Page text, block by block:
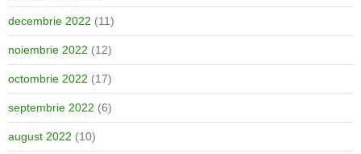
decembrie 2022 (11)
noiembrie 2022 (12)
octombrie 2022 (17)
septembrie 2022 (6)
august 2022 (10)